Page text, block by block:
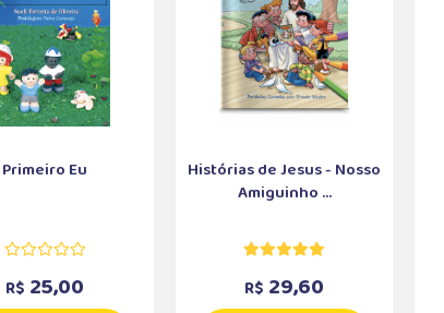
Primeiro Eu
R$ 25,00
Histórias de Jesus - Nosso
Amiguinho ...
R$ 29,60